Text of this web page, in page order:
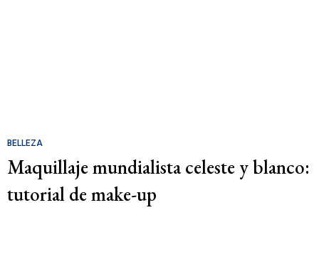
BELLEZA
Maquillaje mundialista celeste y blanco:
tutorial de make-up